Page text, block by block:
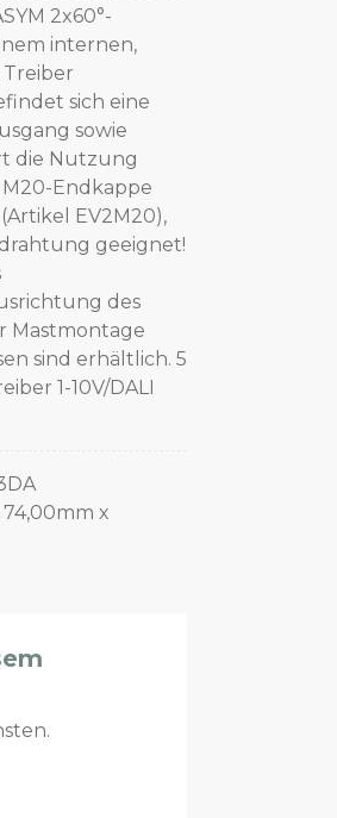
2x60°-
internen,
sich eine
sowie
die Nutzung
Endkappe
EV2M20),
geeignet!
des
Mastmontage
sind erhältlich. 5
1-10V/DALI
x